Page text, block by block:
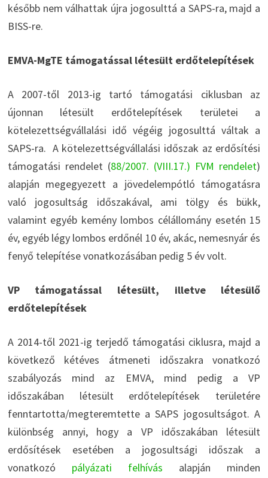
később nem válhattak újra jogosulttá a SAPS-ra, majd a
BISS-re.
EMVA-MgTE támogatással létesült erdőtelepítések
A 2007-től 2013-ig tartó támogatási ciklusban az
újonnan létesült erdőtelepítések területei a
kötelezettségvállalási idő végéig jogosulttá váltak a
SAPS-ra. A kötelezettségvállalási időszak az erdősítési
támogatási rendelet (88/2007. (VIII.17.) FVM rendelet)
alapján megegyezett a jövedelempótló támogatásra
való jogosultság időszakával, ami tölgy és bükk,
valamint egyéb kemény lombos célállomány esetén 15
év, egyéb légy lombos erdőnél 10 év, akác, nemesnyár és
fenyő telepítése vonatkozásában pedig 5 év volt.
VP támogatással létesült, illetve létesülő
erdőtelepítések
A 2014-től 2021-ig terjedő támogatási ciklusra, majd a
következő kétéves átmeneti időszakra vonatkozó
szabályozás mind az EMVA, mind pedig a VP
időszakában létesült erdőtelepítések területére
fenntartotta/megteremtette a SAPS jogosultságot. A
különbség annyi, hogy a VP időszakában létesült
erdősítések esetében a jogosultsági időszak a
vonatkozó pályázati felhívás alapján minden